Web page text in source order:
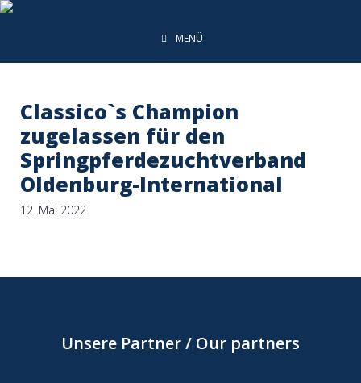
MENÜ
Classico`s Champion
zugelassen für den
Springpferdezuchtverband
Oldenburg-International
12. Mai 2022
Unsere Partner / Our partners